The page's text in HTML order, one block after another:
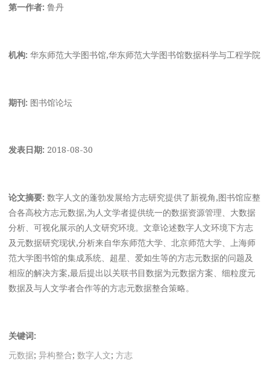
第一作者: 鲁丹
机构: 华东师范大学图书馆,华东师范大学图书馆数据科学与工程学院
期刊: 图书馆论坛
发表日期: 2018-08-30
论文摘要: 数字人文的蓬勃发展给方志研究提供了新视角,图书馆应整
合各高校方志元数据,为人文学者提供统一的数据资源管理、大数据
分析、可视化展示的人文研究环境。文章论述数字人文环境下方志
及元数据研究现状,分析来自华东师范大学、北京师范大学、上海师
范大学图书馆的集成系统、超星、爱如生等的方志元数据的问题及
相应的解决方案,最后提出以关联书目数据为元数据方案、细粒度元
数据及与人文学者合作等的方志元数据整合策略。
关键词:
元数据;异构整合;数字人文;方志